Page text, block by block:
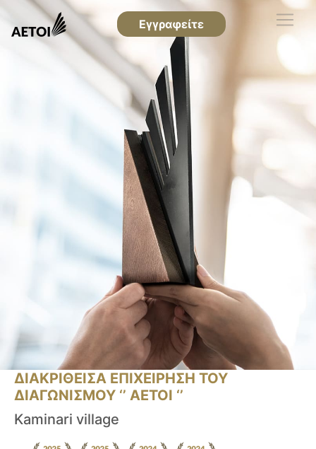
Εγγραφείτε
ΔΙΑΚΡΙΘΕΙΣΑ ΕΠΙΧΕΙΡΗΣΗ ΤΟΥ
ΔΙΑΓΩΝΙΣΜΟΥ ‘’ ΑΕΤΟΙ ‘’
Kaminari village